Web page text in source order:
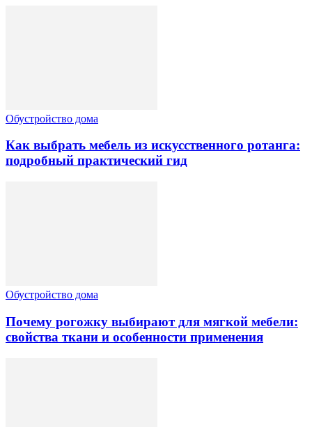
Обустройство дома
Как выбрать мебель из искусственного ротанга:
подробный практический гид
Обустройство дома
Почему рогожку выбирают для мягкой мебели:
свойства ткани и особенности применения